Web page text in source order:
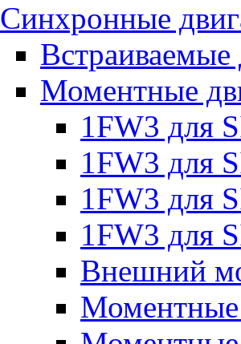
Синхронные
Встраиваемые
Моментные
1FW3 для
1FW3 для
1FW3 для
1FW3 для
Внешний
Моментные